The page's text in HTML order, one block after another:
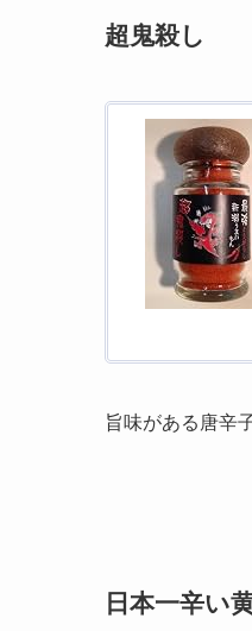
超鬼殺し
旨味がある唐辛
日本一辛い